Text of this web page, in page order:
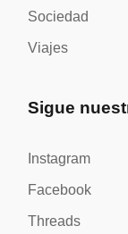
Sociedad
Viajes
Sigue
Instagram
Facebook
Threads